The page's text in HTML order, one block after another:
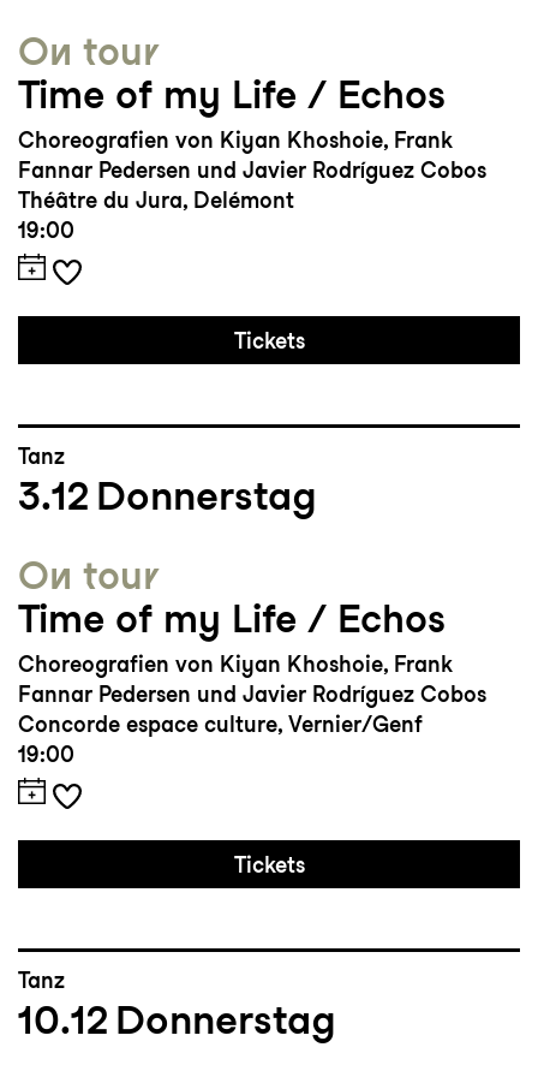
und Medienwissenschaften (Universität
Wien), MA Performance Studies (Universität
Hamburg), MsC Sustainability,
Entrepreneurship and Technology (WU
Wien/berufsbegleitend)
Weiterbildung:
Practices: Accessibility, Representation and
On tour
Time of my Life / Echos
Choreografien von Kiyan Khoshoie, Frank
Fannar Pedersen und Javier Rodríguez Cobos
Théâtre du Jura, Delémont
19:00
Tickets
Tanz
3.12 Donnerstag
On tour
Time of my Life / Echos
Choreografien von Kiyan Khoshoie, Frank
Fannar Pedersen und Javier Rodríguez Cobos
Concorde espace culture, Vernier/Genf
19:00
Tickets
Tanz
10.12 Donnerstag